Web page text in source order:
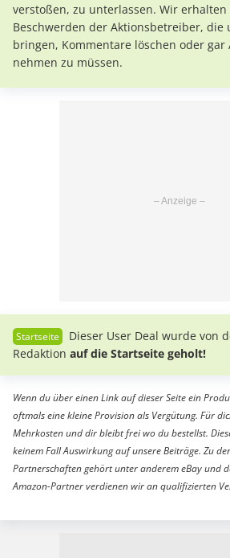
verstoßen, zu unterlassen. Wir
Beschwerden der Aktionsbetreiber, die
bringen, Kommentare löschen oder gar
nehmen zu müssen.
Dieser User Deal wurde von
Redaktion auf die Startseite geholt!
Wenn du über einen Link auf dieser Seite ein
oftmals eine kleine Provision als Vergütung. Für
Mehrkosten und dir bleibt frei wo du bestellst.
keinem Fall Auswirkung auf unsere Beiträge. Zu
Partnerschaften gehört unter anderem eBay und
Amazon-Partner verdienen wir an qualifizierten